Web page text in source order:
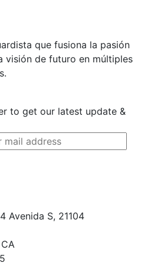
que fusiona la pasión
visión de futuro en múltiples
to get our latest update &
Avenida S, 21104